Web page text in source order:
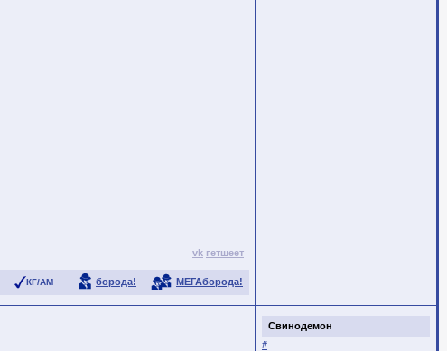
vk гетшеет
КГ/АМ борода! МЕГАборода!
Свинодемон
#